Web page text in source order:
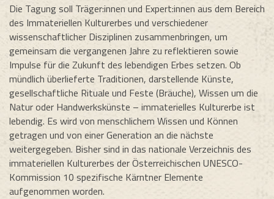
Die Tagung soll Träger:innen und Expert:innen aus dem Bereich
des Immateriellen Kulturerbes und verschiedener
wissenschaftlicher Disziplinen zusammenbringen, um
gemeinsam die vergangenen Jahre zu reflektieren sowie
Impulse für die Zukunft des lebendigen Erbes setzen. Ob
mündlich überlieferte Traditionen, darstellende Künste,
gesellschaftliche Rituale und Feste (Bräuche), Wissen um die
Natur oder Handwerkskünste – immaterielles Kulturerbe ist
lebendig. Es wird von menschlichem Wissen und Können
getragen und von einer Generation an die nächste
weitergegeben. Bisher sind in das nationale Verzeichnis des
immateriellen Kulturerbes der Österreichischen UNESCO-
Kommission 10 spezifische Kärntner Elemente
aufgenommen worden.